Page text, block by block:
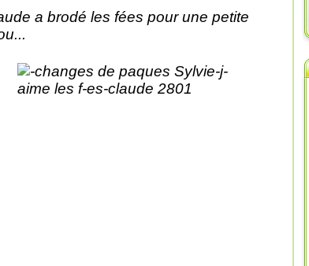
a brodé les fées pour une petite